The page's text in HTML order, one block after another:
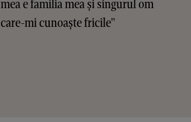
mea e familia mea și singurul om
care-mi cunoaște fricile"